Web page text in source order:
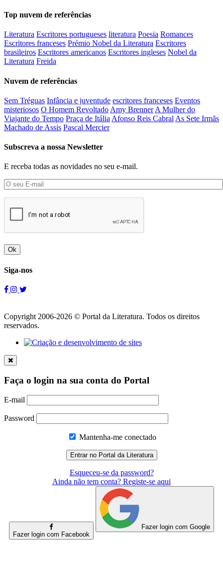
Top nuvem de referências
Literatura Escritores portugueses literatura Poesia Romances
Escritores franceses Prémio Nobel da Literatura Escritores
brasileiros Escritores americanos Escritores ingleses Nobel da
Literatura Freida
Nuvem de referências
Sem Tréguas Infância e juventude escritores franceses Eventos
misteriosos O Homem Revoltado Amy Brenner A Mulher do
Viajante do Tempo Praça de Itália Afonso Reis Cabral As Sete Irmãs
Machado de Assis Pascal Mercier
Subscreva a nossa Newsletter
E receba todas as novidades no seu e-mail.
Ok
Siga-nos
Copyright 2006-2026 © Portal da Literatura. Todos os direitos
reservados.
Faça o login na sua conta do Portal
E-mail
Password
Mantenha-me conectado
Esqueceu-se da password?
Ainda não tem conta? Registe-se aqui
Fazer login com Facebook
Fazer login com Google